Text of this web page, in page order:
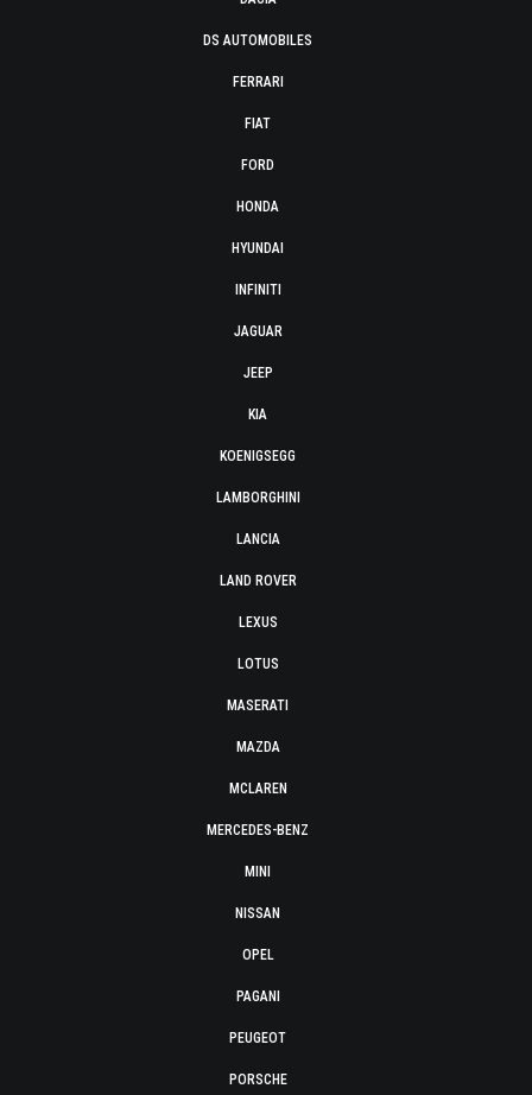
DS AUTOMOBILES
FERRARI
FIAT
FORD
HONDA
HYUNDAI
INFINITI
JAGUAR
JEEP
KIA
KOENIGSEGG
LAMBORGHINI
LANCIA
LAND ROVER
LEXUS
LOTUS
MASERATI
MAZDA
MCLAREN
MERCEDES-BENZ
MINI
NISSAN
OPEL
PAGANI
PEUGEOT
PORSCHE